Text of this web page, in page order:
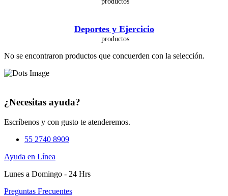
Deportes y Ejercicio
No se encontraron productos que concuerden con la selección.
¿Necesitas ayuda?
Escríbenos y con gusto te atenderemos.
55 2740 8909
Ayuda en Línea
Lunes a Domingo - 24 Hrs
Preguntas Frecuentes